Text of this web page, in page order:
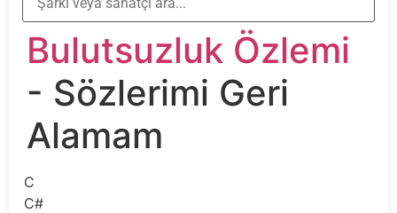
Bulutsuzluk Özlemi
- Sözlerimi Geri
Alamam
C
C#